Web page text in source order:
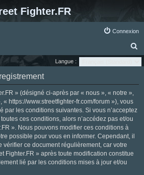
Fighter.FR
Connexion
e
Langue :
» (désigné ci-après par « nous », « notre »,
« https://www.streetfighter-fr.com/forum »), vous
par les conditions suivantes. Si vous n’acceptez
ces conditions, alors n’accédez pas et/ou
». Nous pouvons modifier ces conditions à
possible pour vous en informer. Cependant, il
vérifier ce document régulièrement, car votre
Fighter.FR » après toute modification constitue
lié par les conditions mises à jour et/ou